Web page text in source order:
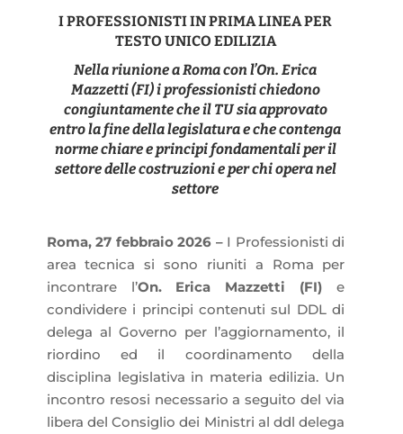
I PROFESSIONISTI IN PRIMA LINEA PER
TESTO UNICO EDILIZIA
Nella riunione a Roma con l’On. Erica
Mazzetti (FI) i professionisti chiedono
congiuntamente che il TU sia approvato
entro la fine della legislatura e che contenga
norme chiare e principi fondamentali per il
settore delle costruzioni e per chi opera nel
settore
Roma, 27 febbraio 2026 –I Professionisti di
area tecnica si sono riuniti a Roma per
incontrare l’On. Erica Mazzetti (FI)e
condividere i principi contenuti sul DDL di
delega al Governo per l’aggiornamento, il
riordino ed il coordinamento della
disciplina legislativa in materia edilizia. Un
incontro resosi necessario a seguito del via
libera del Consiglio dei Ministri al ddl delega